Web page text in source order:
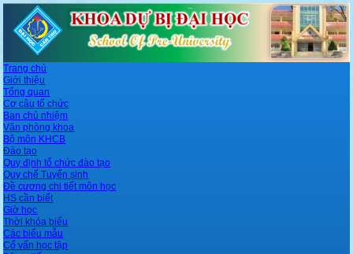
Trang chủ
Giới thiệu
Tổng quan
Cơ câu tổ chức
Ban chủ nhiệm
Văn phòng khoa
Bộ môn KHCB
Đào tạo
Quy định tổ chức đào tạo
Quy chế Tuyển sinh
Đề cương chi tiết môn học
HS cần biết
Giờ học
Thời khóa biểu
Các biểu mẫu
Cố vấn học tập